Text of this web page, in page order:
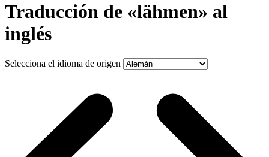
Traducción de «lähmen» al
inglés
Selecciona el idioma de origen